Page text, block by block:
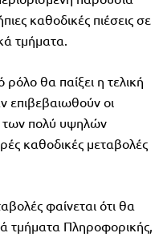
καθοδικές πιέσεις σε
τμήματα.
ρόλο θα παίξει η τελική
επιβεβαιωθούν οι
των πολύ υψηλών
καθοδικές μεταβολές
φαίνεται ότι θα
τμήματα Πληροφορικής,